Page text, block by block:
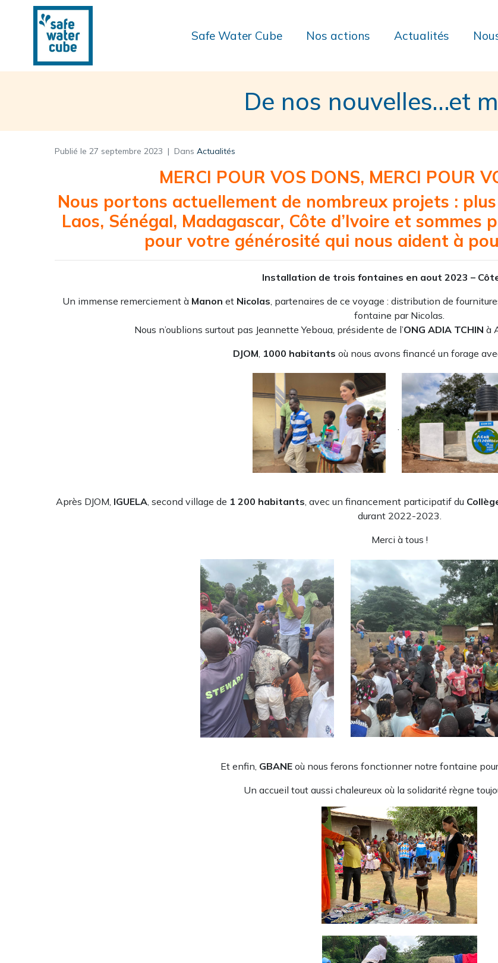
Safe Water Cube Nos actions Actualités
De nos nouvelles…et
Publié le 27 septembre 2023 Dans Actualités
MERCI POUR VOS DONS, MERCI POUR
Nous portons actuellement de nombreux projets :
Laos, Sénégal, Madagascar, Côte d’Ivoire et sommes
pour votre générosité qui nous aident à
Installation de trois fontaines en aout 2023 –
Un immense remerciement à Manon et Nicolas, partenaires de ce voyage : distribution de
fontaine par Nicolas.
Nous n’oublions surtout pas Jeannette Yeboua, présidente de l’ONG ADIA TCHIN à
DJOM, 1000 habitants où nous avons financé un forage
Après DJOM, IGUELA, second village de 1 200 habitants, avec un financement participatif du
durant 2022-2023.
Merci à tous !
Et enfin, GBANE où nous ferons fonctionner notre fontaine
Un accueil tout aussi chaleureux où la solidarité règne